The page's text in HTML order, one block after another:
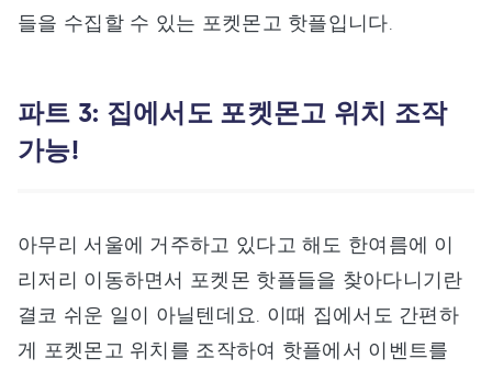
들을 수집할 수 있는 포켓몬고 핫플입니다.
파트 3: 집에서도 포켓몬고 위치 조작
가능!
아무리 서울에 거주하고 있다고 해도 한여름에 이
리저리 이동하면서 포켓몬 핫플들을 찾아다니기란
결코 쉬운 일이 아닐텐데요. 이때 집에서도 간편하
게 포켓몬고 위치를 조작하여 핫플에서 이벤트를